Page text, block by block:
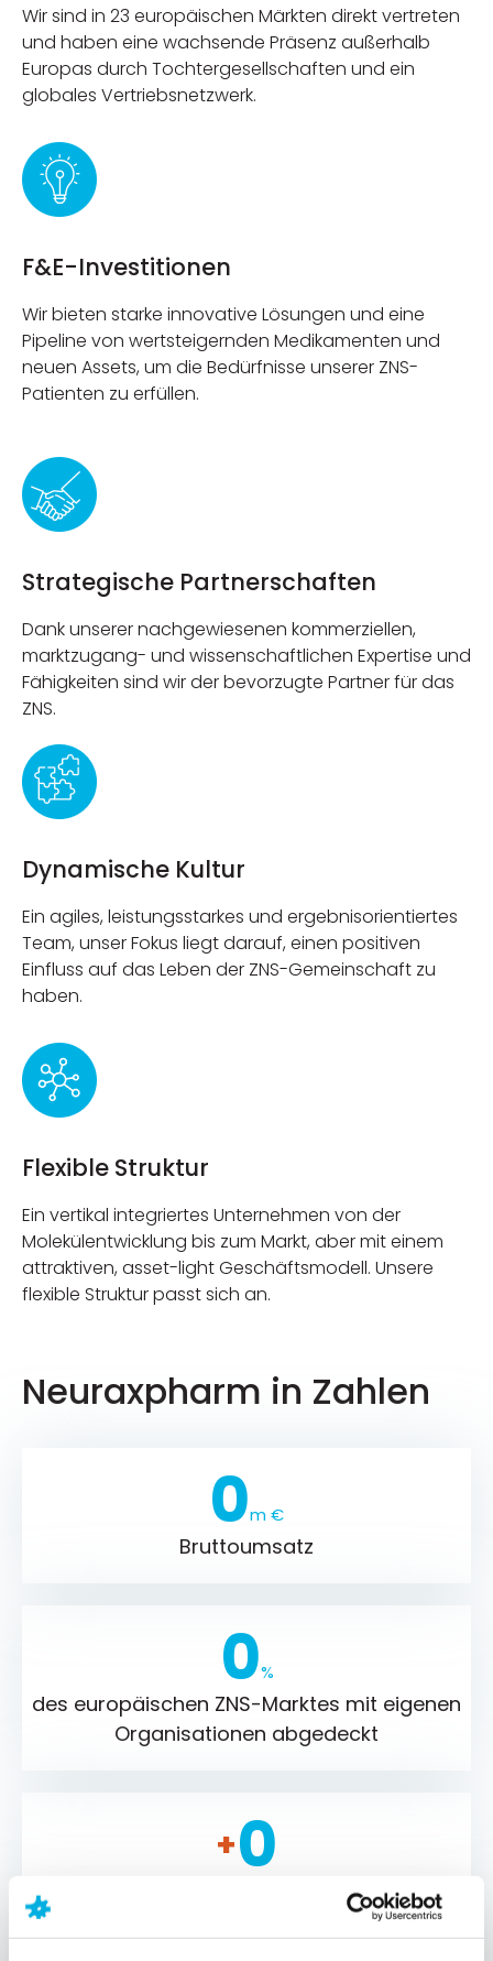
Wir sind in 23 europäischen Märkten direkt vertreten
und haben eine wachsende Präsenz außerhalb
Europas durch Tochtergesellschaften und ein
globales Vertriebsnetzwerk.
F&E-Investitionen
Wir bieten starke innovative Lösungen und eine
Pipeline von wertsteigernden Medikamenten und
neuen Assets, um die Bedürfnisse unserer ZNS-
Patienten zu erfüllen.
Strategische Partnerschaften
Dank unserer nachgewiesenen kommerziellen,
marktzugang- und wissenschaftlichen Expertise und
Fähigkeiten sind wir der bevorzugte Partner für das
ZNS.
Dynamische Kultur
Ein agiles, leistungsstarkes und ergebnisorientiertes
Team, unser Fokus liegt darauf, einen positiven
Einfluss auf das Leben der ZNS-Gemeinschaft zu
haben.
Flexible Struktur
Ein vertikal integriertes Unternehmen von der
Molekülentwicklung bis zum Markt, aber mit einem
attraktiven, asset-light Geschäftsmodell. Unsere
flexible Struktur passt sich an.
Neuraxpharm in Zahlen
Bruttoumsatz​
0m €
des europäischen ZNS-Marktes mit eigenen
Organisationen abgedeckt
0%
+0